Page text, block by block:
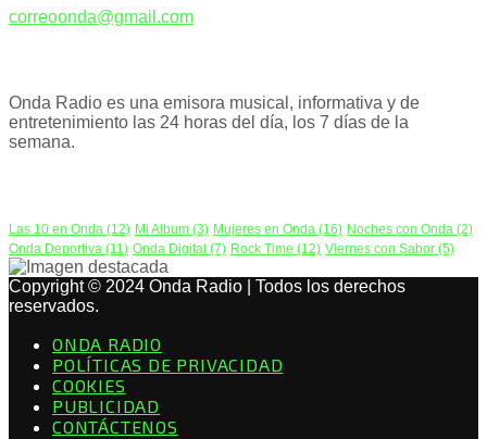
correoonda@gmail.com
Onda Radio es una emisora musical, informativa y de
entretenimiento las 24 horas del día, los 7 días de la
semana.
Las 10 en Onda (12) Mi Album (3) Mujeres en Onda (16) Noches con Onda (2)
Onda Deportiva (11) Onda Digital (7) Rock Time (12) Viernes con Sabor (5)
Copyright © 2024 Onda Radio | Todos los derechos
reservados.
ONDA RADIO
POLÍTICAS DE PRIVACIDAD
COOKIES
PUBLICIDAD
CONTÁCTENOS